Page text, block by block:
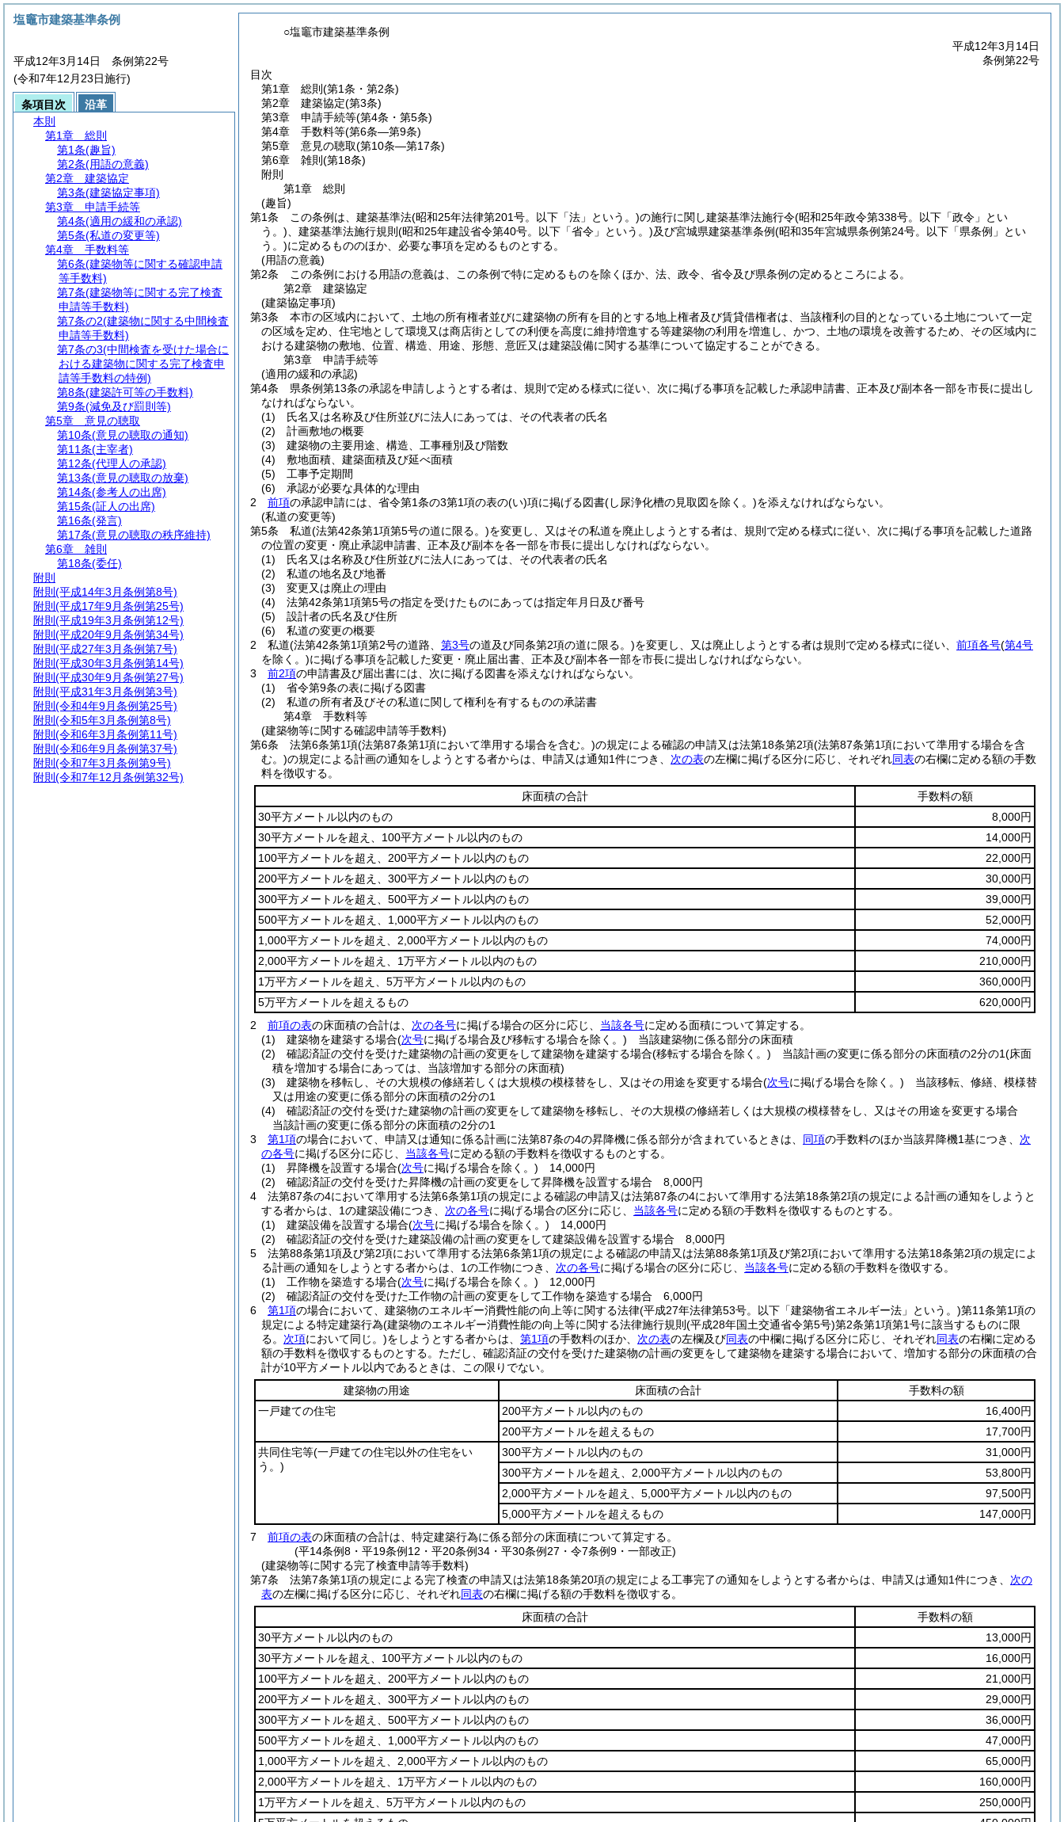
○塩竈市建築基準条例
平成12年3月14日
条例第22号
目次
第1章
総則 (第1条・第2条)
第2章
建築協定(第3条)
第3章
申請手続等(第4条・第5条)
第4章
手数料等(第6条―第9条)
第5章
意見の聴取(第10条―第17条)
第6章
雑則 (第18条)
附則
第1章
総則
(趣旨)
第1条
この条例は、建築基準法(昭和25年法律第201号。以下「法」という。)の施行に関し建築基準法施行令(昭和25年政令第338号。以下「政令」とい
う。) 、建築基準法施行規則 (昭和25年建設省令第40号。以下「省令」という。)及び宮城県建築基準条例(昭和35年宮城県条例第24号。以下「県条例」とい
う。)に定めるもののほか、必要な事項を定めるものとする。
(用語の意義)
第2条
この条例における用語の意義は、この条例で特に定めるものを除くほか、法、政令、省令及び県条例の定めるところによる。
第2章
建築協定
(建築協定事項)
第3条
本市の区域内において、土地の所有権者並びに建築物の所有を目的とする地上権者及び賃貸借権者は、当該権利の目的となっている土地について一定
の区域を定め、住宅地として環境又は商店街としての利便を高度に維持増進する等建築物の利用を増進し、かつ、土地の環境を改善するため、その区域内に
おける建築物の敷地、位置、構造、用途、形態、意匠又は建築設備に関する基準について協定することができる。
第3章
申請手続等
(適用の緩和の承認)
第4条
県条例第13条の承認を申請しようとする者は、規則で定める様式に従い、次に掲げる事項を記載した承認申請書、正本及び副本各一部を市長に提出し
なければならない。
(1)
氏名又は名称及び住所並びに法人にあっては、その代表者の氏名
(2)
計画敷地の概要
(3)
建築物の主要用途、構造、工事種別及び階数
(4)
敷地面積、建築面積及び延べ面積
(5)
工事予定期間
(6)
承認が必要な具体的な理由
2
前項の承認申請には、省令第1条の3第1項の表の(い)項に掲げる図書(し尿浄化槽の見取図を除く。)を添えなければならない。
(私道の変更等)
第5条
私道(法第42条第1項第5号の道に限る。)を変更し、又はその私道を廃止しようとする者は、規則で定める様式に従い、次に掲げる事項を記載した道路
の位置の変更・廃止承認申請書、正本及び副本を各一部を市長に提出しなければならない。
(1)
氏名又は名称及び住所並びに法人にあっては、その代表者の氏名
(2)
私道の地名及び地番
(3)
変更又は廃止の理由
(4)
法第42条第1項第5号の指定を受けたものにあっては指定年月日及び番号
(5)
設計者の氏名及び住所
(6)
私道の変更の概要
2
私道(法第42条第1項第2号の道路、 第3号の道及び同条第2項の道に限る。)を変更し、又は廃止しようとする者は規則で定める様式に従い、 前項各号(第4号
を除く。)に掲げる事項を記載した変更・廃止届出書、正本及び副本各一部を市長に提出しなければならない。
3
前2項の申請書及び届出書には、次に掲げる図書を添えなければならない。
(1)
省令第9条の表に掲げる図書
(2)
私道の所有者及びその私道に関して権利を有するものの承諾書
第4章
手数料等
(建築物等に関する確認申請等手数料)
第6条
法第6条第1項(法第87条第1項において準用する場合を含む。)の規定による確認の申請又は法第18条第2項(法第87条第1項において準用する場合を含
む。)の規定による計画の通知をしようとする者からは、申請又は通知1件につき、 次の表の左欄に掲げる区分に応じ、それぞれ同表の右欄に定める額の手数
料を徴収する。
床面積の合計
手数料の額
30平方メートル以内のもの
8,000円
30平方メートルを超え、100平方メートル以内のもの
14,000円
100平方メートルを超え、200平方メートル以内のもの
22,000円
200平方メートルを超え、300平方メートル以内のもの
30,000円
300平方メートルを超え、500平方メートル以内のもの
39,000円
500平方メートルを超え、1,000平方メートル以内のもの
52,000円
1,000平方メートルを超え、2,000平方メートル以内のもの
74,000円
2,000平方メートルを超え、1万平方メートル以内のもの
210,000円
1万平方メートルを超え、5万平方メートル以内のもの
360,000円
5万平方メートルを超えるもの
620,000円
2
前項の表の床面積の合計は、 次の各号に掲げる場合の区分に応じ、 当該各号に定める面積について算定する。
(1)
建築物を建築する場合(次号に掲げる場合及び移転する場合を除く。) 当該建築物に係る部分の床面積
(2)
確認済証の交付を受けた建築物の計画の変更をして建築物を建築する場合(移転する場合を除く。) 当該計画の変更に係る部分の床面積の2分の1(床面
積を増加する場合にあっては、当該増加する部分の床面積)
(3)
建築物を移転し、その大規模の修繕若しくは大規模の模様替をし、又はその用途を変更する場合(次号に掲げる場合を除く。) 当該移転、修繕、模様替
又は用途の変更に係る部分の床面積の2分の1
(4)
確認済証の交付を受けた建築物の計画の変更をして建築物を移転し、その大規模の修繕若しくは大規模の模様替をし、又はその用途を変更する場合
当該計画の変更に係る部分の床面積の2分の1
3
第1項の場合において、申請又は通知に係る計画に法第87条の4の昇降機に係る部分が含まれているときは、 同項の手数料のほか当該昇降機1基につき、 次
の各号に掲げる区分に応じ、 当該各号に定める額の手数料を徴収するものとする。
(1)
昇降機を設置する場合(次号に掲げる場合を除く。) 14,000円
(2)
確認済証の交付を受けた昇降機の計画の変更をして昇降機を設置する場合 8,000円
4
法第87条の4において準用する法第6条第1項の規定による確認の申請又は法第87条の4において準用する法第18条第2項の規定による計画の通知をしようと
する者からは、1の建築設備につき、 次の各号に掲げる場合の区分に応じ、 当該各号に定める額の手数料を徴収するものとする。
(1)
建築設備を設置する場合(次号に掲げる場合を除く。) 14,000円
(2)
確認済証の交付を受けた建築設備の計画の変更をして建築設備を設置する場合 8,000円
5
法第88条第1項及び第2項において準用する法第6条第1項の規定による確認の申請又は法第88条第1項及び第2項において準用する法第18条第2項の規定によ
る計画の通知をしようとする者からは、1の工作物につき、 次の各号に掲げる場合の区分に応じ、 当該各号に定める額の手数料を徴収する。
(1)
工作物を築造する場合(次号に掲げる場合を除く。) 12,000円
(2)
確認済証の交付を受けた工作物の計画の変更をして工作物を築造する場合 6,000円
6
第1項の場合において、建築物のエネルギー消費性能の向上等に関する法律(平成27年法律第53号。以下「建築物省エネルギー法」という。)第11条第1項の
規定による特定建築行為(建築物のエネルギー消費性能の向上等に関する法律施行規則 (平成28年国土交通省令第5号)第2条第1項第1号に該当するものに限
る。 次項において同じ。)をしようとする者からは、 第1項の手数料のほか、 次の表の左欄及び同表の中欄に掲げる区分に応じ、それぞれ同表の右欄に定める
額の手数料を徴収するものとする。 ただし、確認済証の交付を受けた建築物の計画の変更をして建築物を建築する場合において、増加する部分の床面積の合
計が10平方メートル以内であるときは、この限りでない。
建築物の用途
床面積の合計
手数料の額
一戸建ての住宅
200平方メートル以内のもの
16,400円
200平方メートルを超えるもの
17,700円
共同住宅等(一戸建ての住宅以外の住宅をい
う。)
300平方メートル以内のもの
31,000円
300平方メートルを超え、2,000平方メートル以内のもの
53,800円
2,000平方メートルを超え、5,000平方メートル以内のもの
97,500円
5,000平方メートルを超えるもの
147,000円
7
前項の表の床面積の合計は、特定建築行為に係る部分の床面積について算定する。
(平14条例8・平19条例12・平20条例34・平30条例27・令7条例9・一部改正)
(建築物等に関する完了検査申請等手数料)
第7条
法第7条第1項の規定による完了検査の申請又は法第18条第20項の規定による工事完了の通知をしようとする者からは、申請又は通知1件につき、 次の
表の左欄に掲げる区分に応じ、それぞれ同表の右欄に掲げる額の手数料を徴収する。
床面積の合計
手数料の額
30平方メートル以内のもの
13,000円
30平方メートルを超え、100平方メートル以内のもの
16,000円
100平方メートルを超え、200平方メートル以内のもの
21,000円
200平方メートルを超え、300平方メートル以内のもの
29,000円
300平方メートルを超え、500平方メートル以内のもの
36,000円
500平方メートルを超え、1,000平方メートル以内のもの
47,000円
1,000平方メートルを超え、2,000平方メートル以内のもの
65,000円
2,000平方メートルを超え、1万平方メートル以内のもの
160,000円
1万平方メートルを超え、5万平方メートル以内のもの
250,000円
塩竈市建築基準条例
平成12年3月14日 条例第22号
(令和7年12月23日施行)
条項目次
沿革
本則
第1章
総則
第1条(趣旨)
第2条(用語の意義)
第2章
建築協定
第3条(建築協定事項)
第3章
申請手続等
第4条(適用の緩和の承認)
第5条(私道の変更等)
第4章
手数料等
第6条(建築物等に関する確認申請
等手数料)
第7条(建築物等に関する完了検査
申請等手数料)
第7条の2(建築物に関する中間検査
申請等手数料)
第7条の3(中間検査を受けた場合に
おける建築物に関する完了検査申
請等手数料の特例)
第8条(建築許可等の手数料)
第9条(減免及び罰則等)
第5章
意見の聴取
第10条(意見の聴取の通知)
第11条(主宰者)
第12条(代理人の承認)
第13条(意見の聴取の放棄)
第14条(参考人の出席)
第15条(証人の出席)
第16条(発言)
第17条(意見の聴取の秩序維持)
第6章
雑則
第18条(委任)
附則
附則 (平成14年3月条例第8号)
附則 (平成17年9月条例第25号)
附則 (平成19年3月条例第12号)
附則 (平成20年9月条例第34号)
附則 (平成27年3月条例第7号)
附則 (平成30年3月条例第14号)
附則 (平成30年9月条例第27号)
附則 (平成31年3月条例第3号)
附則 (令和4年9月条例第25号)
附則 (令和5年3月条例第8号)
附則 (令和6年3月条例第11号)
附則 (令和6年9月条例第37号)
附則 (令和7年3月条例第9号)
附則 (令和7年12月条例第32号)